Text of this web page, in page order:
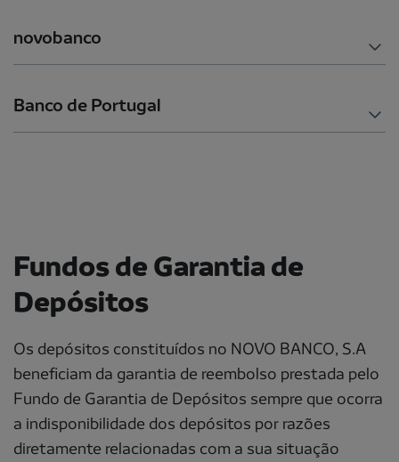
novobanco
Banco de Portugal
Fundos de Garantia de
Depósitos
Os depósitos constituídos no NOVO BANCO, S.A
beneficiam da garantia de reembolso prestada pelo
Fundo de Garantia de Depósitos sempre que ocorra
a indisponibilidade dos depósitos por razões
diretamente relacionadas com a sua situação